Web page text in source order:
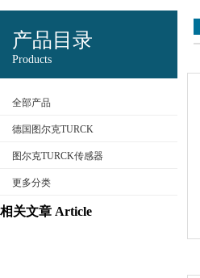
产品目录
Products
全部产品
德国图尔克TURCK
图尔克TURCK传感器
更多分类
相关文章 Article